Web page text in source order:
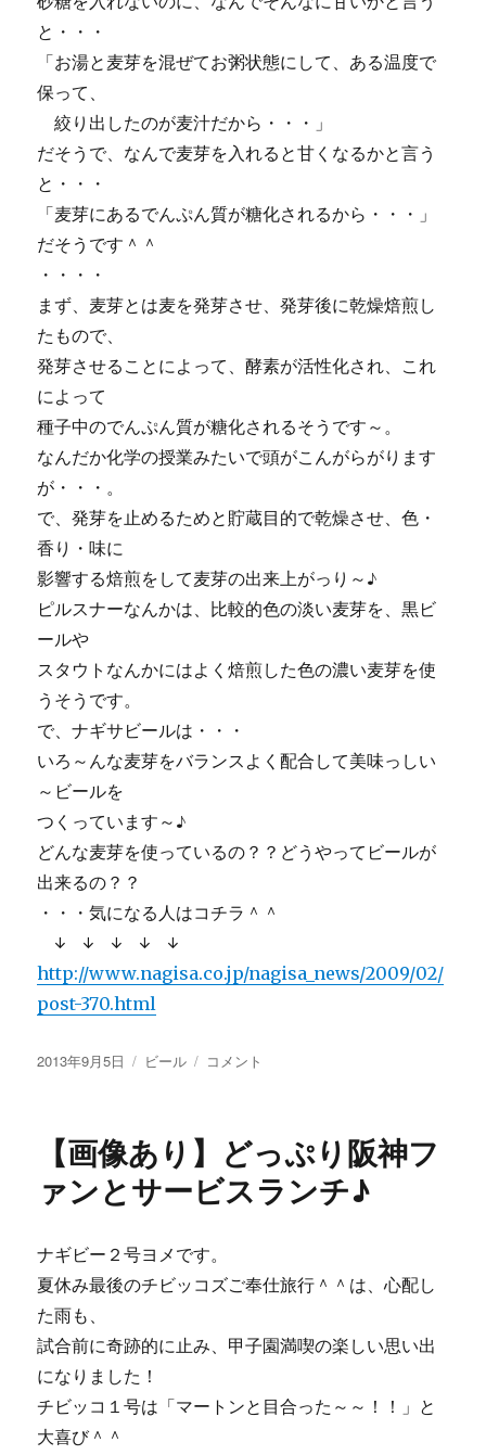
と・・・
「お湯と麦芽を混ぜてお粥状態にして、ある温度で
保って、
絞り出したのが麦汁だから・・・」
だそうで、なんで麦芽を入れると甘くなるかと言う
と・・・
「麦芽にあるでんぷん質が糖化されるから・・・」
だそうです＾＾
・・・・
まず、麦芽とは麦を発芽させ、発芽後に乾燥焙煎し
たもので、
発芽させることによって、酵素が活性化され、これ
によって
種子中のでんぷん質が糖化されるそうです～。
なんだか化学の授業みたいで頭がこんがらがります
が・・・。
で、発芽を止めるためと貯蔵目的で乾燥させ、色・
香り・味に
影響する焙煎をして麦芽の出来上がっり～♪
ピルスナーなんかは、比較的色の淡い麦芽を、黒ビ
ールや
スタウトなんかにはよく焙煎した色の濃い麦芽を使
うそうです。
で、ナギサビールは・・・
いろ～んな麦芽をバランスよく配合して美味っしい
～ビールを
つくっています～♪
どんな麦芽を使っているの？？どうやってビールが
出来るの？？
・・・気になる人はコチラ＾＾
↓ ↓ ↓ ↓ ↓
http://www.nagisa.co.jp/nagisa_news/2009/02/
post-370.html
投
2013年9月5日
カ
ー
ビール
【画
休
み
い
出
芽
は・・・。
コメント
【画像あり】どっぷり阪神フ
ァンとサービスランチ♪
ナギビー２号ヨメです。
夏休み最後のチビッコズご奉仕旅行＾＾は、心配し
た雨も、
試合前に奇跡的に止み、甲子園満喫の楽しい思い出
になりました！
チビッコ１号は「マートンと目合った～～！！」と
大喜び＾＾